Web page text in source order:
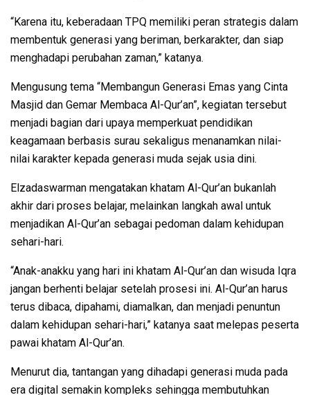
“Karena itu, keberadaan TPQ memiliki peran strategis dalam
membentuk generasi yang beriman, berkarakter, dan siap
menghadapi perubahan zaman,” katanya.
Mengusung tema “Membangun Generasi Emas yang Cinta
Masjid dan Gemar Membaca Al-Qur’an”, kegiatan tersebut
menjadi bagian dari upaya memperkuat pendidikan
keagamaan berbasis surau sekaligus menanamkan nilai-
nilai karakter kepada generasi muda sejak usia dini.
Elzadaswarman mengatakan khatam Al-Qur’an bukanlah
akhir dari proses belajar, melainkan langkah awal untuk
menjadikan Al-Qur’an sebagai pedoman dalam kehidupan
sehari-hari.
“Anak-anakku yang hari ini khatam Al-Qur’an dan wisuda Iqra
jangan berhenti belajar setelah prosesi ini. Al-Qur’an harus
terus dibaca, dipahami, diamalkan, dan menjadi penuntun
dalam kehidupan sehari-hari,” katanya saat melepas peserta
pawai khatam Al-Qur’an.
Menurut dia, tantangan yang dihadapi generasi muda pada
era digital semakin kompleks sehingga membutuhkan